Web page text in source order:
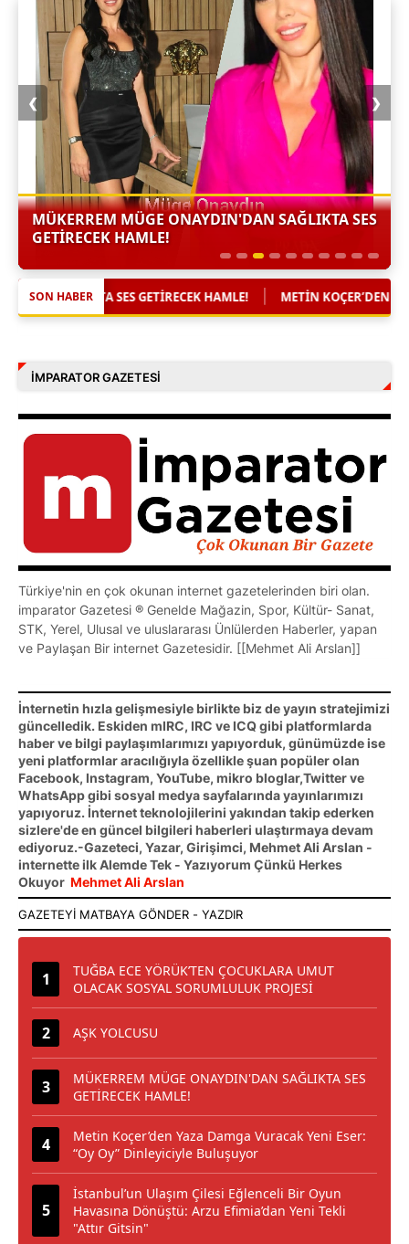
MÜKERREM MÜGE ONAYDIN'DAN SAĞLIKTA SES
GETİRECEK HAMLE!
❮ ❯
SON HABER
HAMLE! | METIN KOÇER’DEN YAZA DAMGA VURACAK YENI
İMPARATOR GAZETESI
Türkiye'nin en çok okunan internet gazetelerinden biri olan.
imparator Gazetesi ® Genelde Mağazin, Spor, Kültür- Sanat,
STK, Yerel, Ulusal ve uluslararası Ünlülerden Haberler, yapan
ve Paylaşan Bir internet Gazetesidir. [[Mehmet Ali Arslan]]
İnternetin hızla gelişmesiyle birlikte biz de yayın stratejimizi
güncelledik. Eskiden mIRC, IRC ve ICQ gibi platformlarda
haber ve bilgi paylaşımlarımızı yapıyorduk, günümüzde ise
yeni platformlar aracılığıyla özellikle şuan popüler olan
Facebook, Instagram, YouTube, mikro bloglar,Twitter ve
WhatsApp gibi sosyal medya sayfalarında yayınlarımızı
yapıyoruz. İnternet teknolojilerini yakından takip ederken
sizlere'de en güncel bilgileri haberleri ulaştırmaya devam
ediyoruz.-Gazeteci, Yazar, Girişimci, Mehmet Ali Arslan -
internette ilk Alemde Tek - Yazıyorum Çünkü Herkes
Okuyor Mehmet Ali Arslan
TUĞBA ECE YÖRÜK’TEN ÇOCUKLARA UMUT
OLACAK SOSYAL SORUMLULUK PROJESİ
AŞK YOLCUSU
MÜKERREM MÜGE ONAYDIN'DAN SAĞLIKTA SES
GETİRECEK HAMLE!
Metin Koçer’den Yaza Damga Vuracak Yeni Eser:
“Oy Oy” Dinleyiciyle Buluşuyor
İstanbul’un Ulaşım Çilesi Eğlenceli Bir Oyun
Havasına Dönüştü: Arzu Efimia’dan Yeni Tekli
"Attır Gitsin"